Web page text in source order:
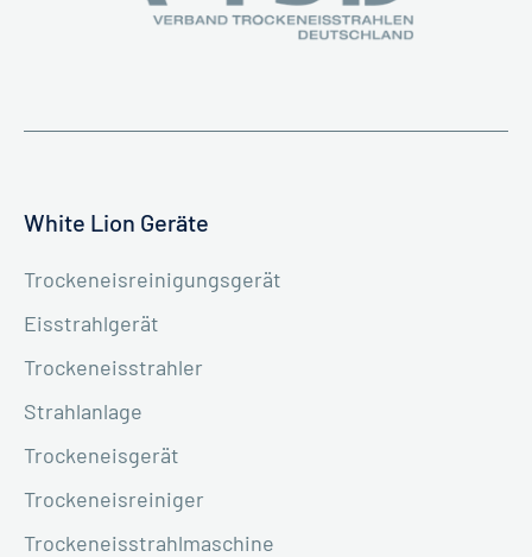
White Lion Geräte
Trockeneisreinigungsgerät
Eisstrahlgerät
Trockeneisstrahler
Strahlanlage
Trockeneisgerät
Trockeneisreiniger
Trockeneisstrahlmaschine